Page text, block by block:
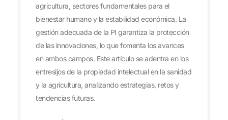
agricultura, sectores fundamentales para el
bienestar humano y la estabilidad económica. La
gestión adecuada de la PI garantiza la protección
de las innovaciones, lo que fomenta los avances
en ambos campos. Este artículo se adentra en los
entresijos de la propiedad intelectual en la sanidad
y la agricultura, analizando estrategias, retos y
tendencias futuras.